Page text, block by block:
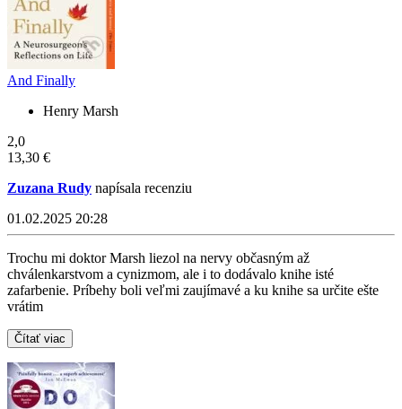
And Finally
Henry Marsh
2,0
13,30 €
Zuzana Rudy napísala recenziu
01.02.2025 20:28
Trochu mi doktor Marsh liezol na nervy občasným až
chválenkarstvom a cynizmom, ale i to dodávalo knihe isté
zafarbenie. Príbehy boli veľmi zaujímavé a ku knihe sa určite ešte
vrátim
Čítať viac